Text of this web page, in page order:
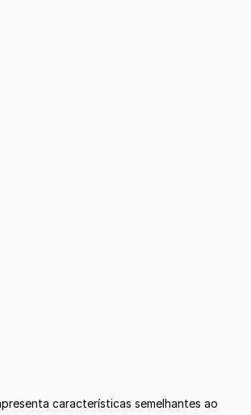
características semelhantes ao